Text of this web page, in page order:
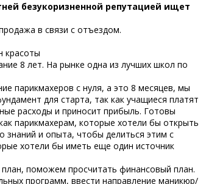
безукоризненной репутацией ищет
в связи с отъездом.
красоты
8 лет. На рынке одна из лучших школ по
парикмахеров с нуля, а это 8 месяцев, мы
для старта, так как учащиеся платят
расходы и приносит прибыль. Готовы
парикмахерам, которые хотели бы открыть
знаний и опыта, чтобы делиться этим с
хотели бы иметь еще один источник
поможем просчитать финансовый план.
программ, ввести направление маникюр/